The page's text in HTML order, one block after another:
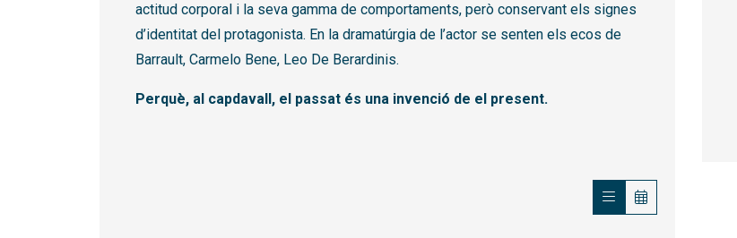
actitud corporal i la seva gamma de comportaments, però conservant els signes
d’identitat del protagonista. En la dramatúrgia de l’actor se senten els ecos de
Barrault, Carmelo Bene, Leo De Berardinis.
Perquè, al capdavall, el passat és una invenció de el present.